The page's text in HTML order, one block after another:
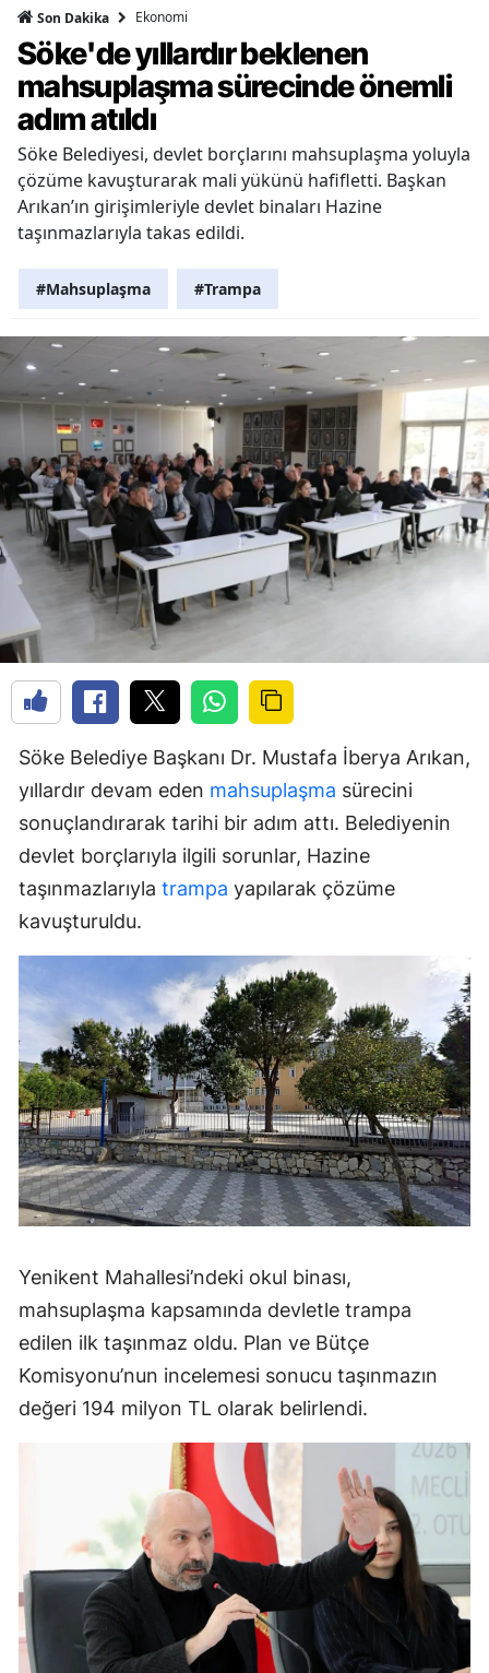
Son Dakika Ekonomi
Söke'de yıllardır beklenen
mahsuplaşma sürecinde önemli
adım atıldı
Söke Belediyesi, devlet borçlarını mahsuplaşma yoluyla
çözüme kavuşturarak mali yükünü hafifletti. Başkan
Arıkan’ın girişimleriyle devlet binaları Hazine
taşınmazlarıyla takas edildi.
#Mahsuplaşma #Trampa
Söke Belediye Başkanı Dr. Mustafa İberya Arıkan,
yıllardır devam eden mahsuplaşma sürecini
sonuçlandırarak tarihi bir adım attı. Belediyenin
devlet borçlarıyla ilgili sorunlar, Hazine
taşınmazlarıyla trampa yapılarak çözüme
kavuşturuldu.
Yenikent Mahallesi’ndeki okul binası,
mahsuplaşma kapsamında devletle trampa
edilen ilk taşınmaz oldu. Plan ve Bütçe
Komisyonu’nun incelemesi sonucu taşınmazın
değeri 194 milyon TL olarak belirlendi.